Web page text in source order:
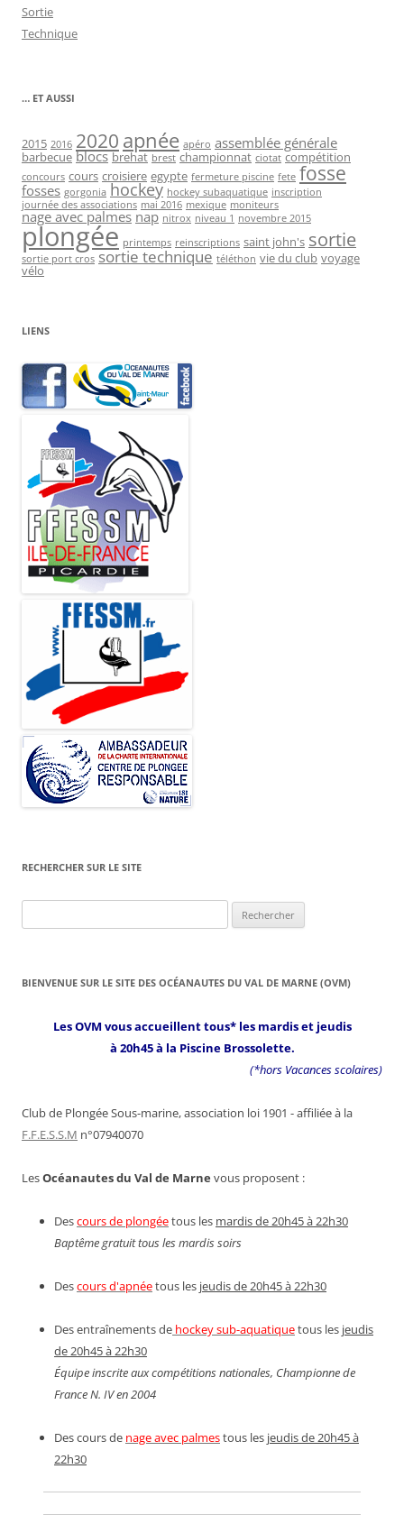
Sortie
Technique
… ET AUSSI
2015 2016 2020 apnée apéro assemblée générale
barbecue blocs brehat brest championnat ciotat compétition
concours cours croisiere egypte fermeture piscine fete fosse
fosses gorgonia hockey hockey subaquatique inscription
journée des associations mai 2016 mexique moniteurs
nage avec palmes nap nitrox niveau 1 novembre 2015
plongée printemps reinscriptions saint john's sortie
sortie port cros sortie technique téléthon vie du club voyage
vélo
LIENS
RECHERCHER SUR LE SITE
BIENVENUE SUR LE SITE DES OCÉANAUTES DU VAL DE MARNE (OVM)
Les OVM vous accueillent tous* les mardis et jeudis
à 20h45 à la Piscine Brossolette.
(*hors Vacances scolaires)
Club de Plongée Sous-marine, association loi 1901 - affiliée à la
F.F.E.S.S.M n°07940070
LesOcéanautes du Val de Marne vous proposent :
Descours de plongéetous les mardis de 20h45 à 22h30
Baptême gratuit tous les mardis soirs
Descours d'apnéetous les jeudis de 20h45 à 22h30
Des entraînements de hockey sub-aquatiquetous les jeudis
de 20h45 à 22h30
Équipe inscrite aux compétitions nationales, Championne de
France N. IV en 2004
Des cours de nage avec palmestous les jeudis de 20h45 à
22h30